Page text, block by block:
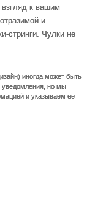
к вашим
и
стринги. Чулки не
иногда может быть
уведомления, но мы
и указываем ее